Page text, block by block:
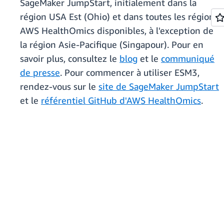
SageMaker JumpStart, initialement dans la
région USA Est (Ohio) et dans toutes les régions
AWS HealthOmics disponibles, à l'exception de
la région Asie-Pacifique (Singapour). Pour en
savoir plus, consultez le blog et le communiqué
de presse. Pour commencer à utiliser ESM3,
rendez-vous sur le site de SageMaker JumpStart
et le référentiel GitHub d'AWS HealthOmics.